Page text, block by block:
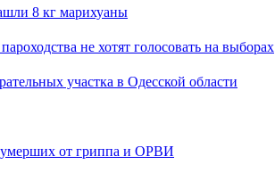
8 кг марихуаны
не хотят голосовать на выборах
участка в Одесской области
умерших от гриппа и ОРВИ